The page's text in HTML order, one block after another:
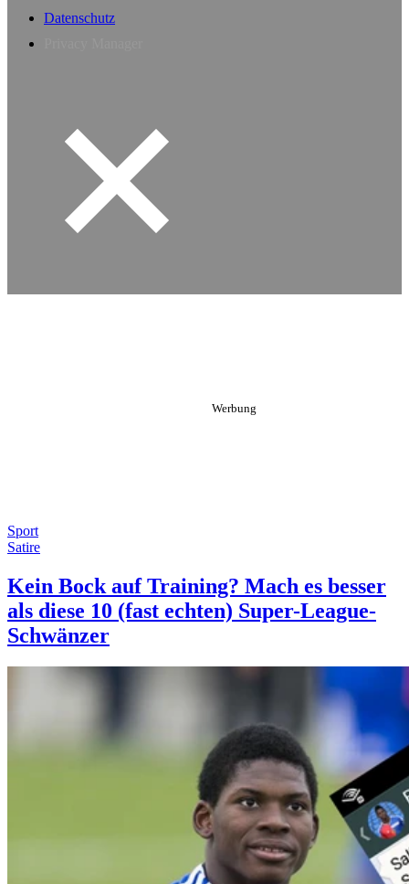
Datenschutz
Sport
Satire
Kein Bock auf Training? Mach es besser
als diese 10 (fast echten) Super-League-
Schwänzer